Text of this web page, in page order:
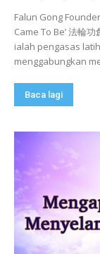
Falun Gong
Came To Be’ 法輪
ialah pengasas
menggabungkan
Baca lagi